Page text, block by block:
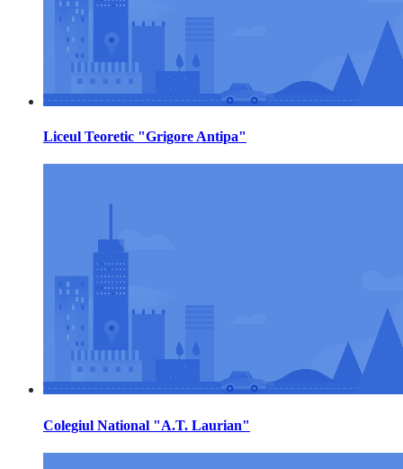
Liceul Teoretic "Grigore Antipa"
Colegiul National "A.T. Laurian"